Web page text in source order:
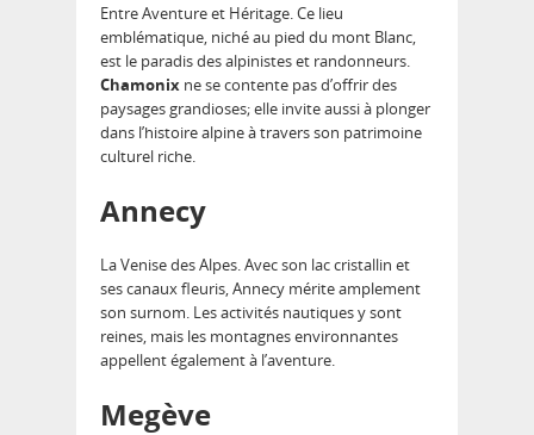
Entre Aventure et Héritage. Ce lieu
emblématique, niché au pied du mont Blanc,
est le paradis des alpinistes et randonneurs.
Chamonix ne se contente pas d’offrir des
paysages grandioses; elle invite aussi à plonger
dans l’histoire alpine à travers son patrimoine
culturel riche.
Annecy
La Venise des Alpes. Avec son lac cristallin et
ses canaux fleuris, Annecy mérite amplement
son surnom. Les activités nautiques y sont
reines, mais les montagnes environnantes
appellent également à l’aventure.
Megève